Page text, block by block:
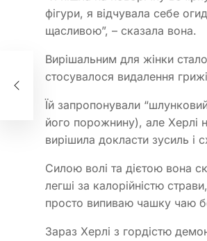
фігури, я відчувала себе
щасливою”, – сказала вона.
Вирішальним для жінки
стосувалося видалення
Їй запропонували
його порожнину), але Херлі
вирішила докласти зусиль і
Силою волі та дієтою вона
легші за калорійністю
просто випиваю чашку чаю
Зараз Херлі з гордістю